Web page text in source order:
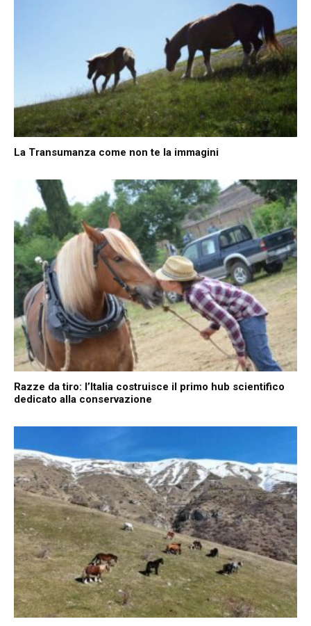
La Transumanza come non te la immagini
Razze da tiro: l’Italia costruisce il primo hub scientifico
dedicato alla conservazione